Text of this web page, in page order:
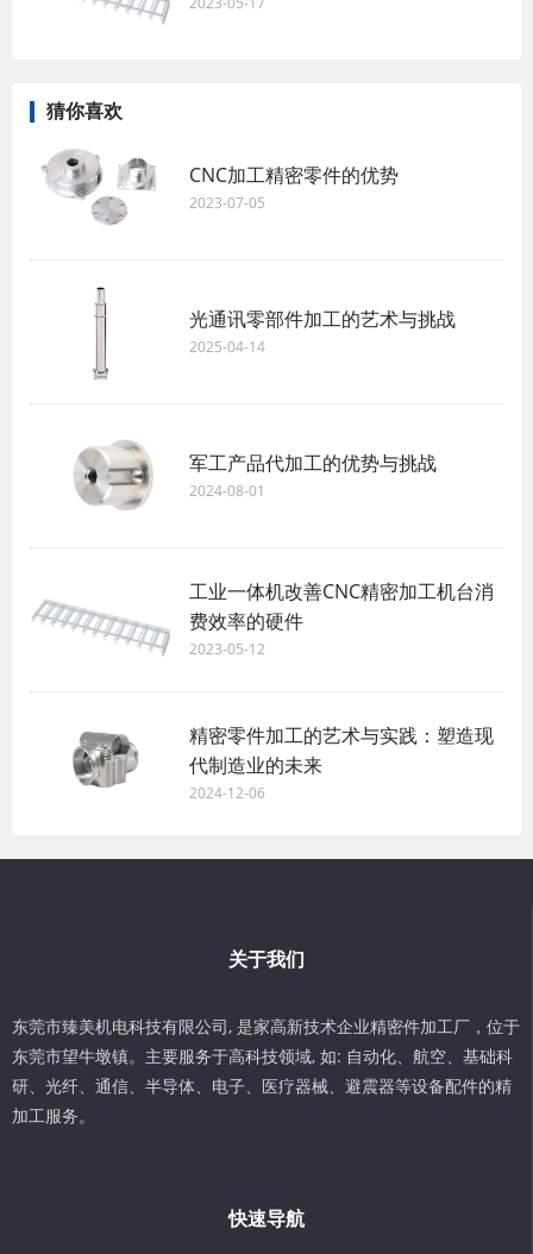
猜你喜欢
CNC加工精密零件的优势
2023-07-05
光通讯零部件加工的艺术与挑战
2025-04-14
军工产品代加工的优势与挑战
2024-08-01
工业一体机改善CNC精密加工机台消
费效率的硬件
2023-05-12
精密零件加工的艺术与实践：塑造现
代制造业的未来
2024-12-06
关于我们
东莞市臻美机电科技有限公司, 是家高新技术企业精密件加工厂，位于
东莞市望牛墩镇。主要服务于高科技领域, 如: 自动化、航空、基础科
研、光纤、通信、半导体、电子、医疗器械、避震器等设备配件的精
加工服务。
快速导航